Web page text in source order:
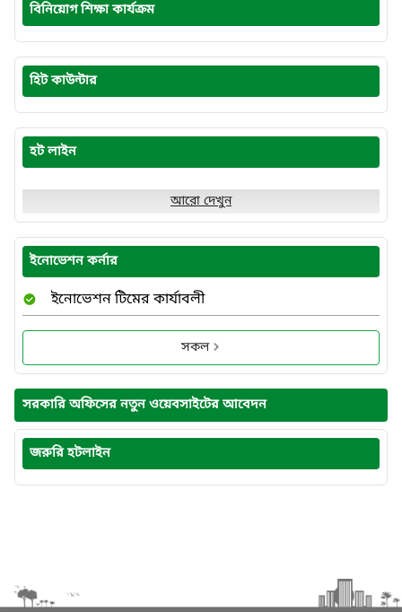
বিনিয়োগ শিক্ষা কার্যক্রম
হিট কাউন্টার
হট লাইন
আরো দেখুন
ইনোভেশন কর্নার
ইনোভেশন টিমের কার্যাবলী
সকল
সরকারি অফিসের নতুন ওয়েবসাইটের আবেদন
জরুরি হটলাইন